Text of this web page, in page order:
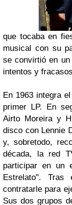
que tocaba en
musical con su
se convirtió en
intentos y
En 1963 integra
primer LP. En
Airto Moreiray
disco con Lennie
y, sobretodo,
década, la red
participar en un
Estrelato". Tras
contratarle para
Sus dos grupos